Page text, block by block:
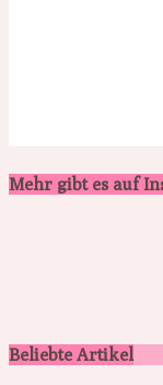
Mehr gibt es auf
Beliebte Artikel